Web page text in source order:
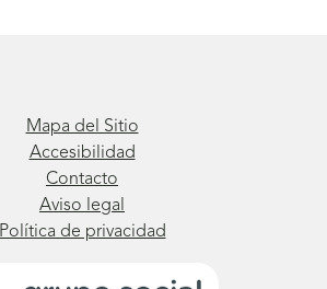
Mapa del Sitio
Accesibilidad
Contacto
Aviso legal
Política de privacidad